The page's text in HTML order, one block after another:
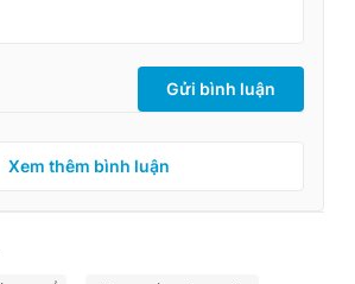
Gửi bình luận
Xem thêm bình luận